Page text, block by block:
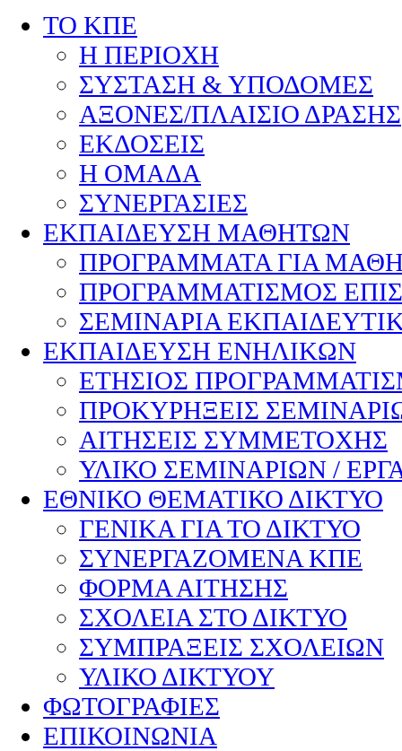
ΤΟ ΚΠΕ
Η ΠΕΡΙΟΧΗ
ΣΥΣΤΑΣΗ & ΥΠΟΔΟΜΕΣ
ΑΞΟΝΕΣ/ΠΛΑΙΣΙΟ ΔΡΑΣΗΣ
ΕΚΔΟΣΕΙΣ
Η ΟΜΑΔΑ
ΣΥΝΕΡΓΑΣΙΕΣ
ΕΚΠΑΙΔΕΥΣΗ ΜΑΘΗΤΩΝ
ΠΡΟΓΡΑΜΜΑΤΑ ΓΙΑ
ΠΡΟΓΡΑΜΜΑΤΙΣΜΟΣ
ΣΕΜΙΝΑΡΙΑ
ΕΚΠΑΙΔΕΥΣΗ ΕΝΗΛΙΚΩΝ
ΕΤΗΣΙΟΣ
ΠΡΟΚΥΡΗΞΕΙΣ
ΑΙΤΗΣΕΙΣ ΣΥΜΜΕΤΟΧΗΣ
ΥΛΙΚΟ ΣΕΜΙΝΑΡΙΩΝ /
ΕΘΝΙΚΟ ΘΕΜΑΤΙΚΟ ΔΙΚΤΥΟ
ΓΕΝΙΚΑ ΓΙΑ ΤΟ ΔΙΚΤΥΟ
ΣΥΝΕΡΓΑΖΟΜΕΝΑ ΚΠΕ
ΦΟΡΜΑ ΑΙΤΗΣΗΣ
ΣΧΟΛΕΙΑ ΣΤΟ ΔΙΚΤΥΟ
ΣΥΜΠΡΑΞΕΙΣ ΣΧΟΛΕΙΩΝ
ΥΛΙΚΟ ΔΙΚΤΥΟΥ
ΦΩΤΟΓΡΑΦΙΕΣ
ΕΠΙΚΟΙΝΩΝΙΑ